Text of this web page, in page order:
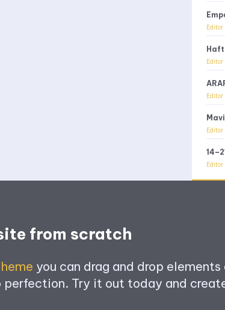
Editor
Editor
Editor
Editor
Editor
from scratch
you can drag and drop
perfection. Try it out today and